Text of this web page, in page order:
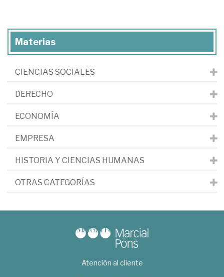
Materias
CIENCIAS SOCIALES
DERECHO
ECONOMÍA
EMPRESA
HISTORIA Y CIENCIAS HUMANAS
OTRAS CATEGORÍAS
Atención al cliente